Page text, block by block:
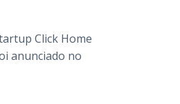
Click Home
anunciado no